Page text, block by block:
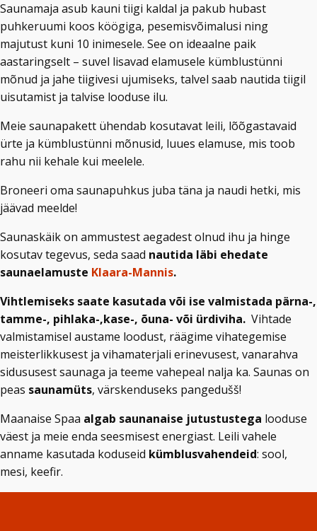
Saunamaja asub kauni tiigi kaldal ja pakub hubast
puhkeruumi koos köögiga, pesemisvõimalusi ning
majutust kuni 10 inimesele. See on ideaalne paik
aastaringselt – suvel lisavad elamusele kümblustünni
mõnud ja jahe tiigivesi ujumiseks, talvel saab nautida tiigil
uisutamist ja talvise looduse ilu.
Meie saunapakett ühendab kosutavat leili, lõõgastavaid
ürte ja kümblustünni mõnusid, luues elamuse, mis toob
rahu nii kehale kui meelele.
Broneeri oma saunapuhkus juba täna ja naudi hetki, mis
jäävad meelde!
Saunaskäik on ammustest aegadest olnud ihu ja hinge
kosutav tegevus, seda saad nautida läbi ehedate
saunaelamuste Klaara-Mannis.
Vihtlemiseks saate kasutada või ise valmistada pärna-,
tamme-, pihlaka-,kase-, õuna- või ürdiviha. Vihtade
valmistamisel austame loodust, räägime vihategemise
meisterlikkusest ja vihamaterjali erinevusest, vanarahva
sidususest saunaga ja teeme vahepeal nalja ka. Saunas on
peas saunamüts, värskenduseks pangedušš!
Maanaise Spaa algab saunanaise jutustustega looduse
väest ja meie enda seesmisest energiast. Leili vahele
anname kasutada koduseid kümblusvahendeid: sool,
mesi, keefir.